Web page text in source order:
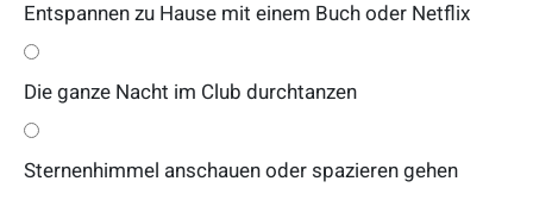
Entspannen zu Hause mit einem Buch oder Netflix
Die ganze Nacht im Club durchtanzen
Sternenhimmel anschauen oder spazieren gehen